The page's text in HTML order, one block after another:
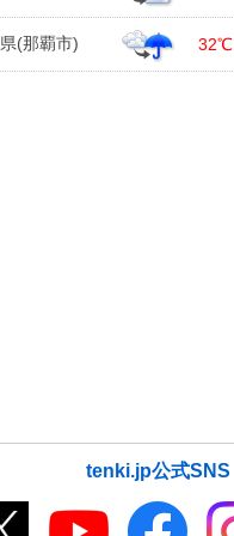
(那覇市) 32℃
tenki.jp公式SNS